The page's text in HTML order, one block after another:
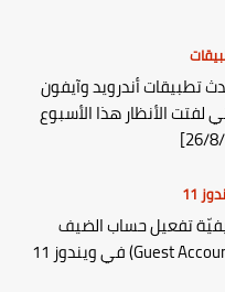
تطبيقات أندرويد وآيفون
لفتت الأنظار هذا الأسبوع
11
تفعيل حساب الضيف